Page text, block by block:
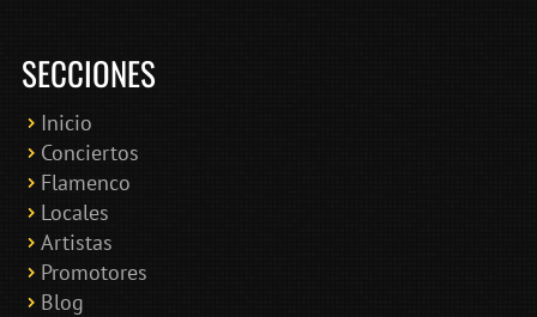
SECCIONES
Inicio
Conciertos
Flamenco
Locales
Artistas
Promotores
Blog